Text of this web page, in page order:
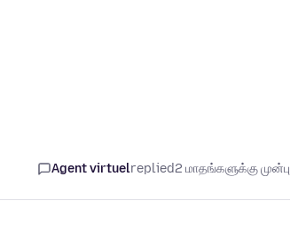
Agent virtuelreplied2 மாதங்களுக்கு முன்பு